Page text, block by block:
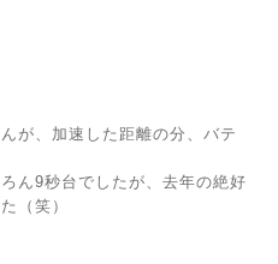
が、加速した距離の分、バテ
ん9秒台でしたが、去年の絶好
（笑）